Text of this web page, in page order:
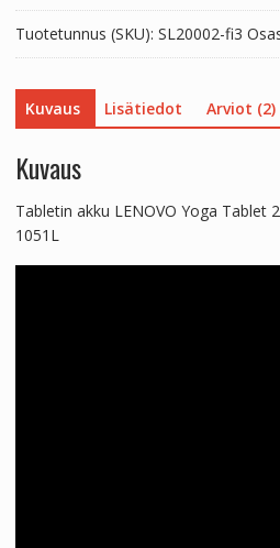
Tablet
2
1051L
määrä
Tuotetunnus (SKU): SL20002-fi3
Kuvaus Lisätiedot Arviot (2)
Kuvaus
Tabletin akku LENOVO Yoga Tablet
1051L